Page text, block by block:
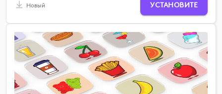
Новый УСТАНОВИТЕ